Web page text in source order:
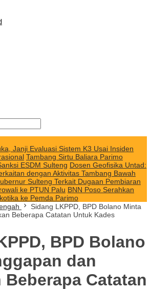
Janji Evaluasi Sistem K3 Usai Insiden
Tambang Sirtu Baliara Parimo
ESDM Sulteng Dosen Geofisika Untad:
dengan Aktivitas Tambang Bawah
Sulteng Terkait Dugaan Pembiaran
ke PTUN Palu BNN Poso Serahkan
ke Pemda Parimo
Sidang LKPPD, BPD Bolano Minta
Beberapa Catatan Untuk Kades
BPD Bolano
dan
Beberapa Catatan